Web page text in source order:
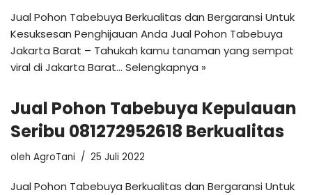
Jual Pohon Tabebuya Berkualitas dan Bergaransi Untuk
Kesuksesan Penghijauan Anda Jual Pohon Tabebuya
Jakarta Barat – Tahukah kamu tanaman yang sempat
viral di Jakarta Barat… Selengkapnya »
Jual Pohon Tabebuya Kepulauan
Seribu 081272952618 Berkualitas
oleh AgroTani 25 Juli 2022
Jual Pohon Tabebuya Berkualitas dan Bergaransi Untuk